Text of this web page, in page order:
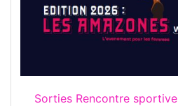
Sorties Rencontre sportive